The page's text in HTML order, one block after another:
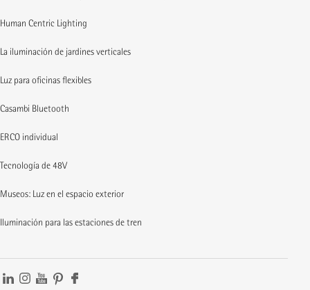
Human Centric Lighting
La iluminación de jardines verticales
Luz para oficinas flexibles
Casambi Bluetooth
ERCO individual
Tecnología de 48V
Museos: Luz en el espacio exterior
Iluminación para las estaciones de tren